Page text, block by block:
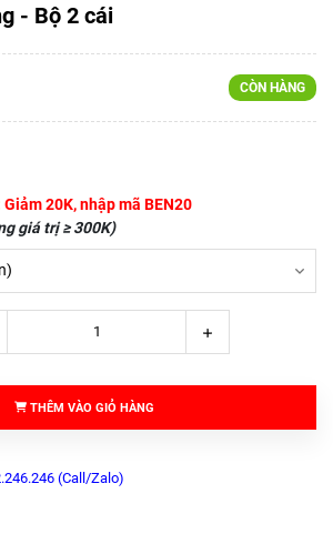
- Bộ 2 cái
CÒN HÀNG
Giảm 20K, nhập mã BEN20
giá trị ≥ 300K)
THÊM VÀO GIỎ HÀNG
(Call/Zalo)